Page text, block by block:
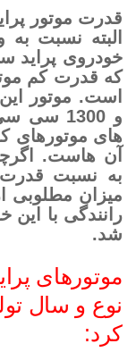
البته نسبت
خودروی پراید
که قدرت کم
و 1300
های موتورهای
آن هاست.
به نسبت
شد.
موتورهای
نوع و سال
کرد: